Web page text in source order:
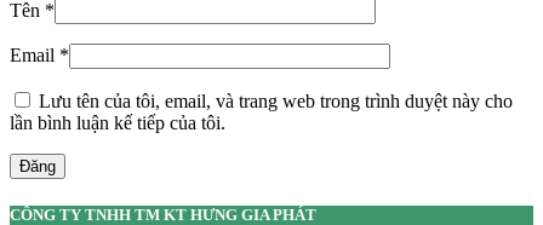
Tên *
Email *
Lưu tên của tôi, email, và trang web trong trình duyệt này cho
lần bình luận kế tiếp của tôi.
Đăng
CÔNG TY TNHH TM KT HƯNG GIA PHÁT